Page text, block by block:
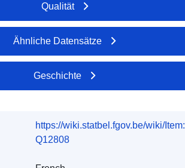
Qualität
Ähnliche Datensätze
Geschichte
https://wiki.statbel.fgov.be/wiki/Item:
Q12808